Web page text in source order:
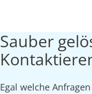
Sauber
Egal welche